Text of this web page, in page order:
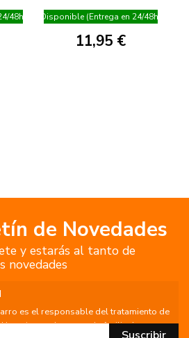
48h) Disponible (Entrega en 24/48h)
11,95 €
de Novedades
y estarás al tanto de
novedades
es el responsable del tratamiento de
por lo que se le facilita la